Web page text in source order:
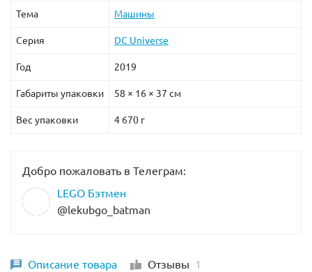
Тема Машины
Серия DC Universe
Год 2019
Габариты упаковки 58 × 16 × 37 см
Вес упаковки 4 670 г
Добро пожаловать в Телеграм:
LEGO Бэтмен
@lekubgo_batman
Описание товара Отзывы 1